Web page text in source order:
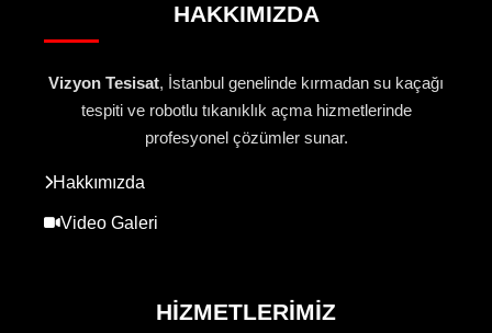
HAKKIMIZDA
Vizyon Tesisat, İstanbul genelinde kırmadan su kaçağı
tespiti ve robotlu tıkanıklık açma hizmetlerinde
profesyonel çözümler sunar.
Hakkımızda
Video Galeri
HIZMETLERIMIZ